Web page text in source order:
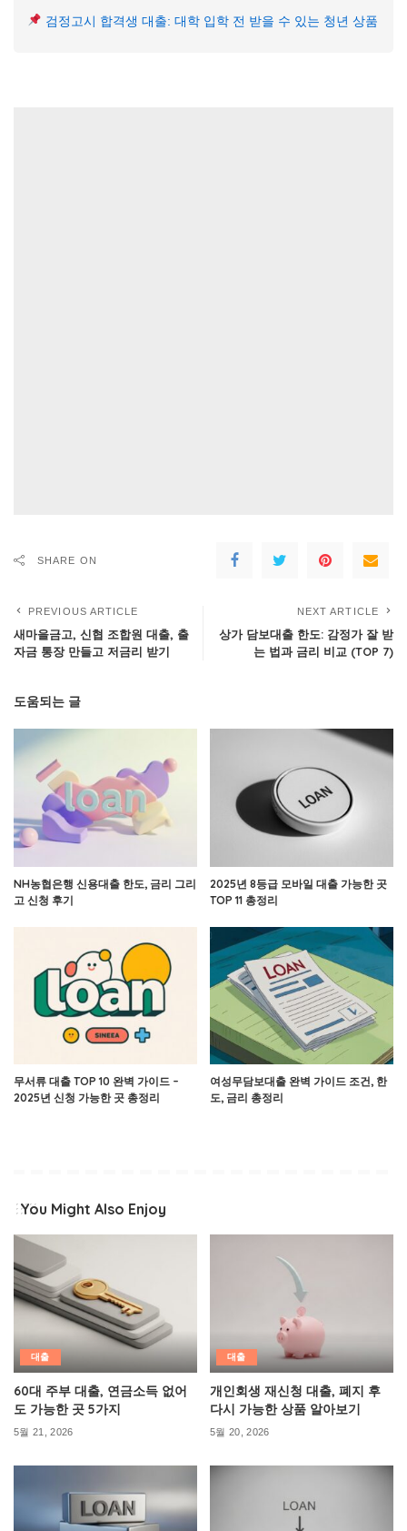
검정고시 합격생 대출: 대학 입학 전 받을 수 있는 청년 상품
SHARE ON
PREVIOUS ARTICLE
새마을금고, 신협 조합원 대출, 출
자금 통장 만들고 저금리 받기
NEXT ARTICLE
상가 담보대출 한도: 감정가 잘 받
는 법과 금리 비교 (TOP 7)
도움되는 글
NH농협은행 신용대출 한도, 금리 그리
고 신청 후기
2025년 8등급 모바일 대출 가능한 곳
TOP 11 총정리
무서류 대출 TOP 10 완벽 가이드 –
2025년 신청 가능한 곳 총정리
여성무담보대출 완벽 가이드 조건, 한
도, 금리 총정리
You Might Also Enjoy
대출
60대 주부 대출, 연금소득 없어
도 가능한 곳 5가지
5월 21, 2026
대출
개인회생 재신청 대출, 폐지 후
다시 가능한 상품 알아보기
5월 20, 2026